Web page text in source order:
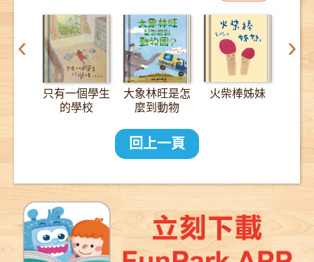
‹ ›
只有一個學生
的學校
大象林旺是怎
麼到動物
2000公里的
長征
火柴棒姊妹
回上一頁